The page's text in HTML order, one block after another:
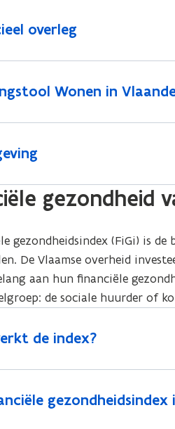
overleg
Wonen in
gezondheid
gezondheidsindex (FiGi) is
De Vlaamse overheid
aan hun financiële
de sociale huurder of
de index?